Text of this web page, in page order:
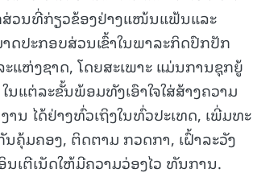
ສ່ວນທີ່ກ່ຽວຂ້ອງຢ່າງແໜ້ນແຟ້ນແລະ
ດປະກອບສ່ວນເຂົ້າໃນພາລະກິດປົກປັກ
ແຫ່ງຊາດ, ໂດຍສະເພາະ ແມ່ນການຊຸກຍູ້
ແຕ່ລະຂັ້ນພ້ອມທັງເອົາໃຈໃສ່ສ້າງຄວາມ
ນ ໄດ້ຢ່າງທົ່ວເຖິງໃນທົ່ວປະເທດ, ເພີ່ມທະ
ມຄອງ, ຕິດຕາມ ກວດກາ, ເຝົ້າລະວັງ
ເຕີເນັດໃຫ້ມີຄວາມວ່ອງໄວ ທັນການ.